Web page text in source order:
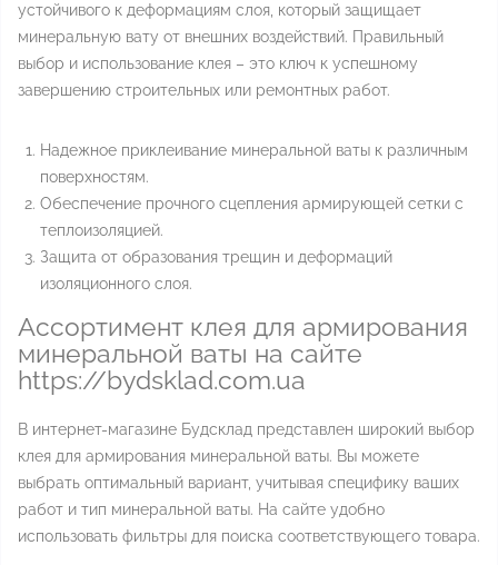
устойчивого к деформациям слоя, который защищает
минеральную вату от внешних воздействий. Правильный
выбор и использование клея – это ключ к успешному
завершению строительных или ремонтных работ.
Надежное приклеивание минеральной ваты к различным
поверхностям.
Обеспечение прочного сцепления армирующей сетки с
теплоизоляцией.
Защита от образования трещин и деформаций
изоляционного слоя.
Ассортимент клея для армирования
минеральной ваты на сайте
https://bydsklad.com.ua
В интернет-магазине Будсклад представлен широкий выбор
клея для армирования минеральной ваты. Вы можете
выбрать оптимальный вариант, учитывая специфику ваших
работ и тип минеральной ваты. На сайте удобно
использовать фильтры для поиска соответствующего товара.